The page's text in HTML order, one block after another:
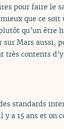
pour faire le
que ce soit
qu’un être
sur Mars aussi,
très contents
standards
a 15 ans et on